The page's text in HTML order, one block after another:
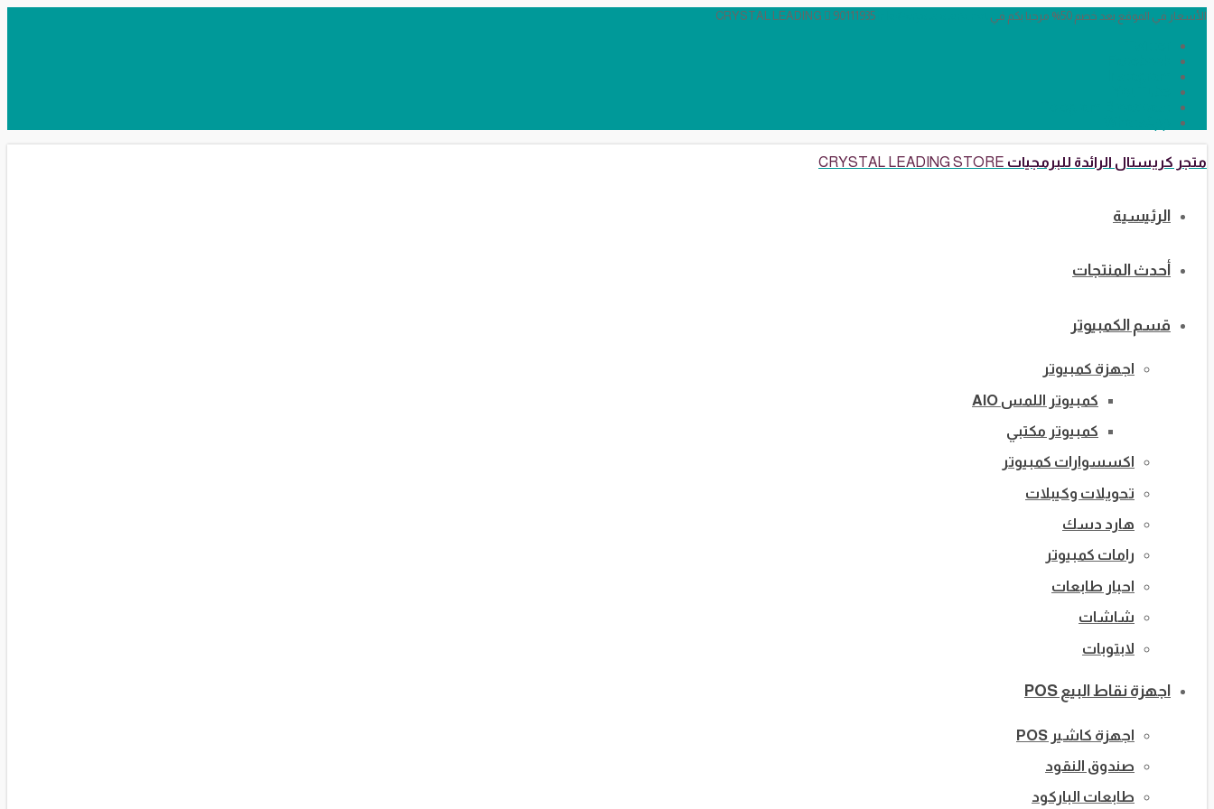
الأسعار في الموقع بعد خصم 50% مرحبا بكم في CRYSTAL LEADING 90111935
متجر كريستال الرائدة للبرمجيات CRYSTAL LEADING STORE
الرئيسية
أحدث المنتجات
قسم الكمبيوتر
اجهزة كمبيوتر
كمبيوتر اللمس AIO
كمبيوتر مكتبي
اكسسوارات كمبيوتر
تحويلات وكيبلات
هارد دسك
رامات كمبيوتر
احبار طابعات
شاشات
لابتوبات
اجهزة نقاط البيع POS
اجهزة كاشير POS
صندوق النقود
طابعات الباركود